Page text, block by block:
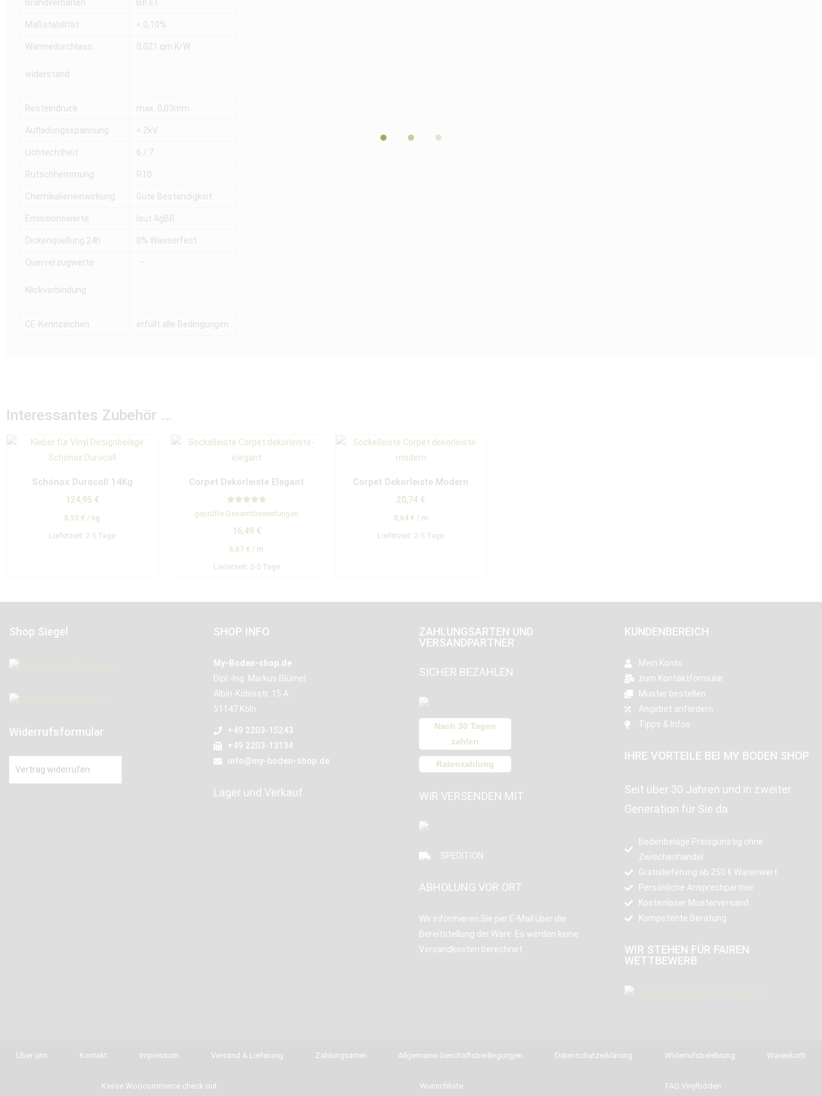
Brandverhalten Bfl s1
Maßstabilität < 0,10%
Wärmedurchlass
widerstand
0,021 qm K/W
Resteindruck max. 0,03mm
Aufladungsspannung < 2kV
Lichtechtheit 6 / 7
Rutschhemmung R10
Chemikalieneinwirkung Gute Beständigkeit
Emissionswerte laut AgBB
Dickenquellung 24h 0% Wasserfest
Querverzugwerte
Klickverbindung
–
CE-Kennzeichen erfüllt alle Bedingungen
Interessantes Zubehör …
Schönox Durocoll 14Kg
124,95 €
8,93 € / kg
Lieferzeit: 2-5 Tage
Corpet Dekorleiste Elegant
Bewertet mit
5.00
geprüfte Gesamtbewertungen
16,49 €
6,87 € / m
Lieferzeit: 2-5 Tage
Corpet Dekorleiste Modern
20,74 €
8,64 € / m
Lieferzeit: 2-5 Tage
Shop Siegel
Widerrufsformular
Vertrag widerrufen
SHOP INFO
My-Boden-shop.de
Dipl.-Ing. Markus Blümel
Albin-Köbisstr. 15 A
51147 Köln
+49 2203-15243
+49 2203-13134
info@my-boden-shop.de
Lager und Verkauf
ZAHLUNGSARTEN UND
VERSANDPARTNER
SICHER BEZAHLEN
Nach 30 Tagen
zahlen
Ratenzahlung
WIR VERSENDEN MIT
SPEDITION
ABHOLUNG VOR ORT
Wir informieren Sie per E-Mail über die
Bereitstellung der Ware. Es werden keine
Versandkosten berechnet.
KUNDENBEREICH
Mein Konto
zum Kontaktformular
Muster bestellen
Angebot anfordern
Tipps & Infos
IHRE VORTEILE BEI MY BODEN SHOP
Seit über 30 Jahren und in zweiter
Generation für Sie da
Bodenbeläge Preisgünstig ohne
Zwischenhandel
Gratislieferung ab 250 € Warenwert
Persönliche Ansprechpartner
Kostenloser Musterversand
Kompetente Beratung
WIR STEHEN FÜR FAIREN
WETTBEWERB
Über uns Kontakt Impressum Versand & Lieferung Zahlungsarten Allgemeine Geschäftsbedingungen Datenschutzerklärung Widerrufsbelehrung Warenkorb
Kasse Woocommerce check out Wunschliste FAQ Vinylböden